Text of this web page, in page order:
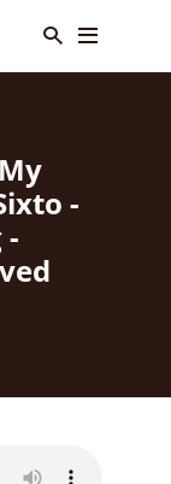
-
-